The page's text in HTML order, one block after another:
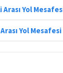
Arası Yol
Yol